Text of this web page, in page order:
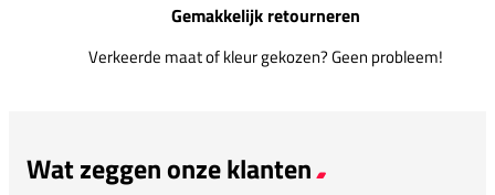
Gemakkelijk retourneren
Verkeerde maat of kleur gekozen? Geen probleem!
Wat zeggen onze klanten